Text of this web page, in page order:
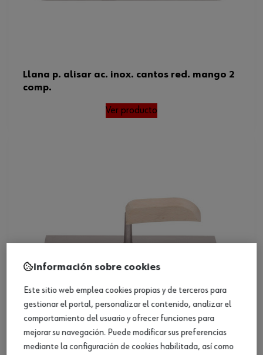
Llana p. alisar ac. inox. cantos red. mango 2
comp.
Ver producto
Llana de alisar con empuñadura de madera
Información sobre cookies
Este sitio web emplea cookies propias y de terceros para
gestionar el portal, personalizar el contenido, analizar el
comportamiento del usuario y ofrecer funciones para
mejorar su navegación. Puede modificar sus preferencias
mediante la configuración de cookies habilitada, así como